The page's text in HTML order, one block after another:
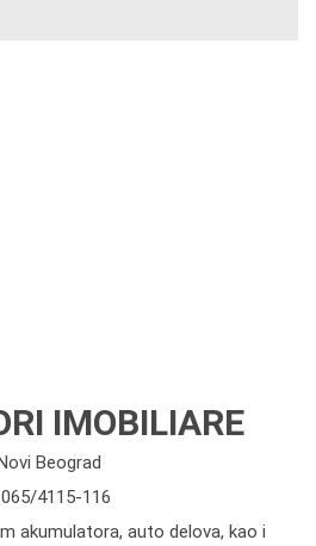
IMOBILIARE
Beograd
065/4115-116
akumulatora, auto delova, kao i